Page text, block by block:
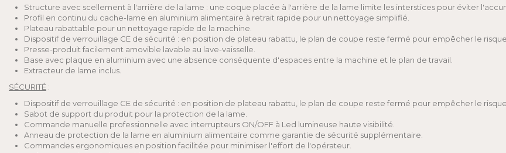
Structure avec scellement à l'arrière de la lame : une coque placée à l'arrière de la lame limite les interstices pour éviter
Profil en continu du cache-lame en aluminium alimentaire à retrait rapide pour un nettoyage simplifié.
Plateau rabattable pour un nettoyage rapide de la machine.
Dispositif de verrouillage CE de sécurité : en position de plateau rabattu, le plan de coupe reste fermé pour empêcher le
Presse-produit facilement amovible lavable au lave-vaisselle.
Base avec plaque en aluminium avec une absence conséquente d'espaces entre la machine et le plan de travail.
Extracteur de lame inclus.
SÉCURITÉ :
Dispositif de verrouillage CE de sécurité : en position de plateau rabattu, le plan de coupe reste fermé pour empêcher le
Sabot de support du produit pour la protection de la lame.
Commande manuelle professionnelle avec interrupteurs ON/OFF à Led lumineuse haute visibilité.
Anneau de protection de la lame en aluminium alimentaire comme garantie de sécurité supplémentaire.
Commandes ergonomiques en position facilitée pour minimiser l'effort de l'opérateur.